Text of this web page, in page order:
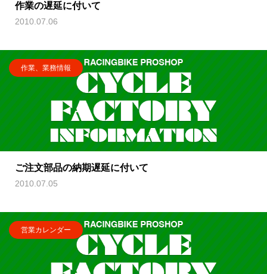
作業の遅延に付いて
2010.07.06
作業、業務情報
ご注文部品の納期遅延に付いて
2010.07.05
営業カレンダー